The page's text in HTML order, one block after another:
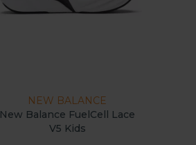
NEW BALANCE
New Balance FuelCell Lace
V5 Kids